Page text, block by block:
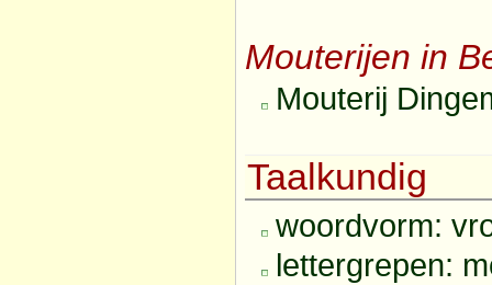
Mouterijen in
Mouterij
Taalkundig
woordvorm:
lettergrepen: